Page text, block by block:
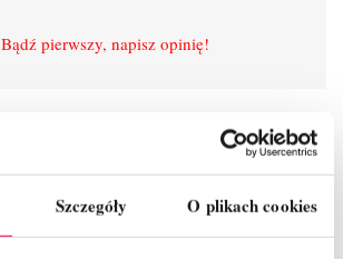
Szczegóły O plikach cookies
Bądź pierwszy, napisz opinię!
SZCZEGÓŁY PRODUKTU